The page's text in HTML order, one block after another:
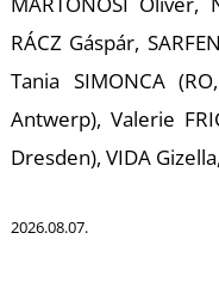
RÁCZ Gáspár,
Tania SIMONCA
Antwerp), Valerie
Dresden), VIDA
2026.08.07.